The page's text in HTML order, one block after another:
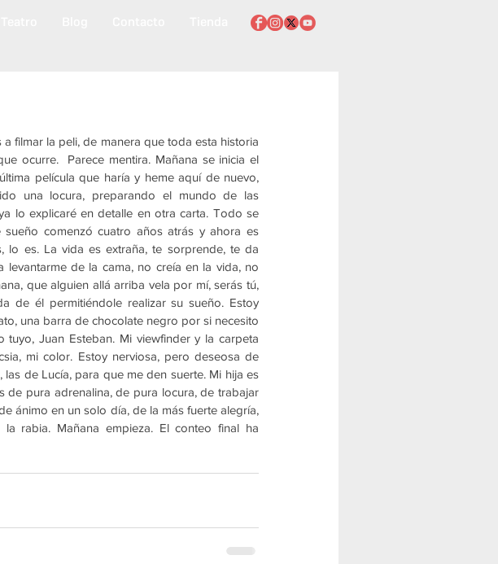
filmar la peli, de manera que toda esta historia
ocurre.  Parece mentira. Mañana se inicia el
película que haría y heme aquí de nuevo,
una locura, preparando el mundo de las
lo explicaré en detalle en otra carta. Todo se
comenzó cuatro años atrás y ahora es
es. La vida es extraña, te sorprende, te da
de la cama, no creía en la vida, no
que alguien allá arriba vela por mí, serás tú,
de él permitiéndole realizar su sueño. Estoy
una barra de chocolate negro por si necesito
Juan Esteban. Mi viewfinder y la carpeta
mi color. Estoy nerviosa, pero deseosa de
de Lucía, para que me den suerte. Mi hija es
de pura adrenalina, de pura locura, de trabajar
ánimo en un solo día, de la más fuerte alegría,
rabia. Mañana empieza. El conteo final ha